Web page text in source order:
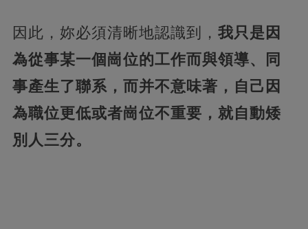
因此，妳必須清晰地認識到， 我只是因
為從事某一個崗位的工作而與領導、同
事產生了聯系，而并不意味著，自己因
為職位更低或者崗位不重要，就自動矮
別人三分。